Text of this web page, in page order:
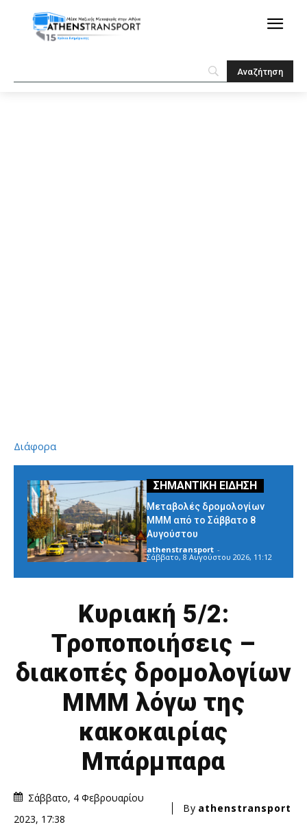
Διάφορα
Μεταβολές δρομολογίων
ΜΜΜ από το Σάββατο 8
Αυγούστου
athenstransport -
Σάββατο, 8 Αυγούστου 2026, 11:12
Κυριακή 5/2:
Τροποποιήσεις –
διακοπές δρομολογίων
ΜΜΜ λόγω της
κακοκαιρίας
Μπάρμπαρα
Σάββατο, 4 Φεβρουαρίου
2023, 17:38
By athenstransport